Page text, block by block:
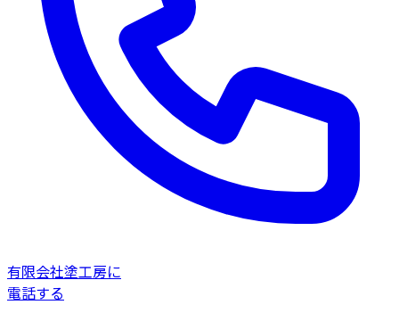
有限会社塗工房に
電話する